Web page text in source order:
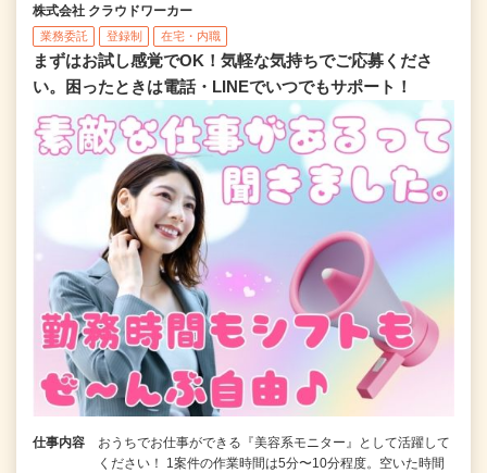
株式会社 クラウドワーカー
業務委託 登録制 在宅・内職
まずはお試し感覚でOK！気軽な気持ちでご応募くださ
い。困ったときは電話・LINEでいつでもサポート！
仕事内容
おうちでお仕事ができる『美容系モニター』として活躍して
ください！ 1案件の作業時間は5分〜10分程度。空いた時間